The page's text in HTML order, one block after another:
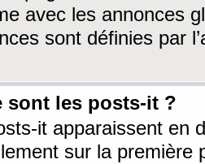
avec les annonces
sont définies par
sont les posts-it ?
it apparaissent en
sur la première